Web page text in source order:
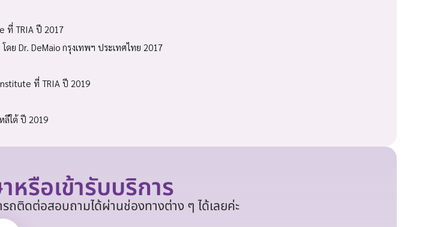
ที่ TRIA ปี 2017
ย Dr. DeMaio กรุงเทพฯ ประเทศไทย 2017
ที่ TRIA ปี 2019
ลีใต้ ปี 2019
หรือเข้ารับบริการ
รถติดต่อสอบถามได้ผ่านช่องทางต่าง ๆ ได้เลยค่ะ